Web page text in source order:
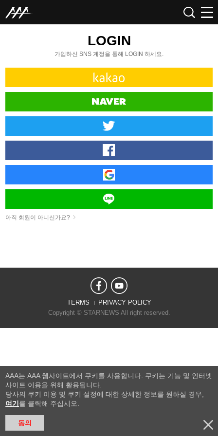
LOGIN
가입하신 SNS 계정을 통해 LOGIN 하세요.
아직 회원이 아니신가요?
TERMS
PRIVACY POLICY
Copyright © STARNEWS All right reserved.
AAA는 AAA 웹사이트에서 쿠키를 사용합니다. 쿠키는 기능 및 인터넷
사이트 이용을 위해 활용됩니다.
당사의 쿠키 이용 및 쿠키 설정에 대한 상세한 정보를 원하실 경우,
여기 를 클릭해 주십시오.
동의